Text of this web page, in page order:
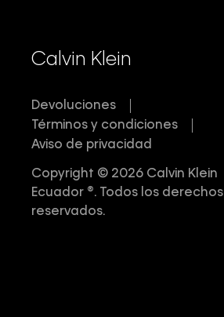
Calvin Klein
Devoluciones
Términos y condiciones
Aviso de privacidad
Copyright © 2026 Calvin Klein
Ecuador ®. Todos los derechos
reservados.